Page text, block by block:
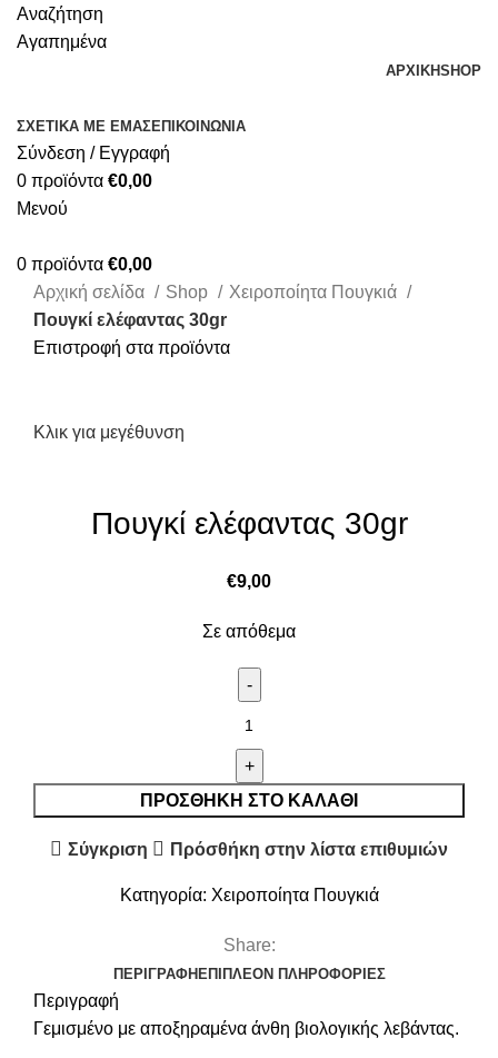
Αναζήτηση
Αγαπημένα
ΑΡΧΙΚΗSHOP
ΣΧΕΤΙΚΑ ΜΕ ΕΜΑΣΕΠΙΚΟΙΝΩΝΙΑ
Σύνδεση / Εγγραφή
0 προϊόντα €0,00
Μενού
0 προϊόντα €0,00
Αρχική σελίδα
Shop
Χειροποίητα Πουγκιά
Πουγκί ελέφαντας 30gr
Επιστροφή στα προϊόντα
Κλικ για μεγέθυνση
Πουγκί ελέφαντας 30gr
€9,00
Σε απόθεμα
ΠΡΟΣΘΉΚΗ ΣΤΟ ΚΑΛΆΘΙ
Σύγκριση Πρόσθήκη στην λίστα επιθυμιών
Κατηγορία: Χειροποίητα Πουγκιά
Share:
ΠΕΡΙΓΡΑΦΉ ΕΠΙΠΛΈΟΝ ΠΛΗΡΟΦΟΡΊΕΣ
Περιγραφή
Γεμισμένο με αποξηραμένα άνθη βιολογικής λεβάντας.